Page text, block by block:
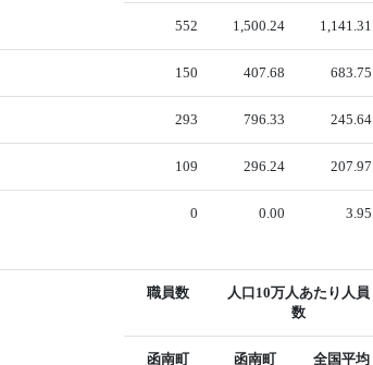
552 1,500.24 1,141.31
150 407.68 683.75
293 796.33 245.64
109 296.24 207.97
0 0.00 3.95
職員数
人口10万人あたり人員
数
函南町 函南町 全国平均